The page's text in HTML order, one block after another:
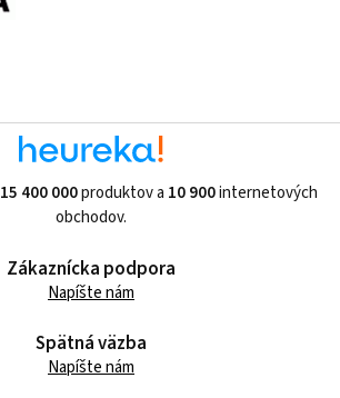
15 400 000produktov a 10 900internetových
obchodov.
Zákaznícka podpora
Napíšte nám
Spätná väzba
Napíšte nám